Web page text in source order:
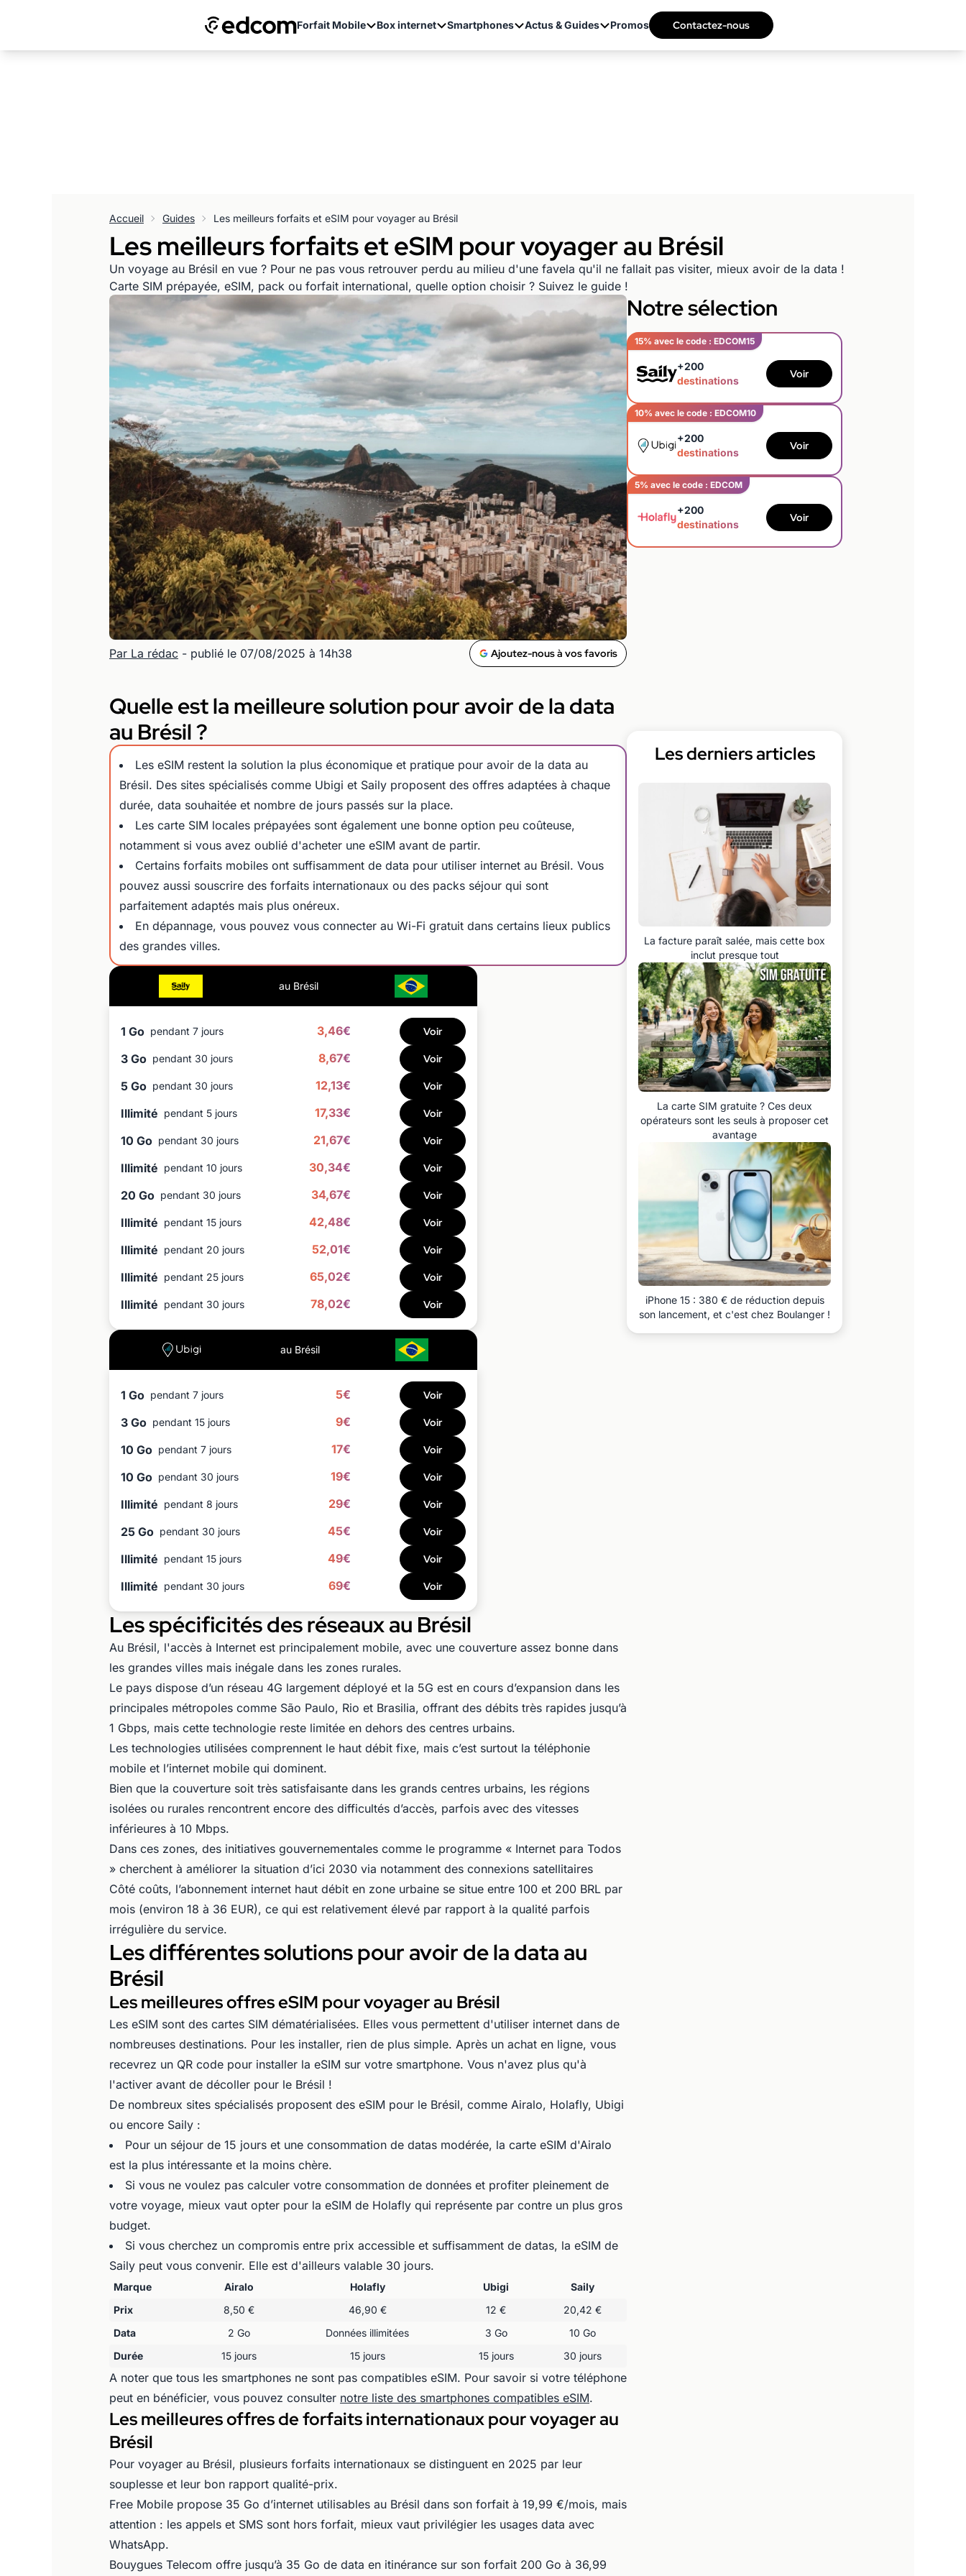
Forfait Mobile Box internet Smartphones Actus & Guides Promos Contactez-nous
Accueil Guides Les meilleurs forfaits et eSIM pour voyager au Brésil
Les meilleurs forfaits et eSIM pour voyager au Brésil
Un voyage au Brésil en vue ? Pour ne pas vous retrouver perdu au milieu d'une favela qu'il ne fallait pas visiter, mieux avoir de la data !
Carte SIM prépayée, eSIM, pack ou forfait international, quelle option choisir ? Suivez le guide !
Par La rédac - publié le 07/08/2025 à 14h38 Ajoutez-nous à vos favoris
Quelle est la meilleure solution pour avoir de la data
au Brésil ?
Les eSIM restent la solution la plus économique et pratique pour avoir de la data au
Brésil. Des sites spécialisés comme Ubigi et Saily proposent des offres adaptées à chaque
durée, data souhaitée et nombre de jours passés sur la place.
Les carte SIM locales prépayées sont également une bonne option peu coûteuse,
notamment si vous avez oublié d'acheter une eSIM avant de partir.
Certains forfaits mobiles ont suffisamment de data pour utiliser internet au Brésil. Vous
pouvez aussi souscrire des forfaits internationaux ou des packs séjour qui sont
parfaitement adaptés mais plus onéreux.
En dépannage, vous pouvez vous connecter au Wi-Fi gratuit dans certains lieux publics
des grandes villes.
au Brésil
1 Go pendant 7 jours 3,46€ Voir
3 Go pendant 30 jours 8,67€ Voir
5 Go pendant 30 jours 12,13€ Voir
Illimité pendant 5 jours 17,33€ Voir
10 Go pendant 30 jours 21,67€ Voir
Illimité pendant 10 jours 30,34€ Voir
20 Go pendant 30 jours 34,67€ Voir
Illimité pendant 15 jours 42,48€ Voir
Illimité pendant 20 jours 52,01€ Voir
Illimité pendant 25 jours 65,02€ Voir
Illimité pendant 30 jours 78,02€ Voir
au Brésil
1 Go pendant 7 jours 5€ Voir
3 Go pendant 15 jours 9€ Voir
10 Go pendant 7 jours 17€ Voir
10 Go pendant 30 jours 19€ Voir
Illimité pendant 8 jours 29€ Voir
25 Go pendant 30 jours 45€ Voir
Illimité pendant 15 jours 49€ Voir
Illimité pendant 30 jours 69€ Voir
Les spécificités des réseaux au Brésil
Au Brésil, l'accès à Internet est principalement mobile, avec une couverture assez bonne dans
les grandes villes mais inégale dans les zones rurales.
Le pays dispose d’un réseau 4G largement déployé et la 5G est en cours d’expansion dans les
principales métropoles comme São Paulo, Rio et Brasilia, offrant des débits très rapides jusqu’à
1 Gbps, mais cette technologie reste limitée en dehors des centres urbains.
Les technologies utilisées comprennent le haut débit fixe, mais c’est surtout la téléphonie
mobile et l’internet mobile qui dominent.
Bien que la couverture soit très satisfaisante dans les grands centres urbains, les régions
isolées ou rurales rencontrent encore des difficultés d’accès, parfois avec des vitesses
inférieures à 10 Mbps.
Dans ces zones, des initiatives gouvernementales comme le programme « Internet para Todos
» cherchent à améliorer la situation d’ici 2030 via notamment des connexions satellitaires
Côté coûts, l’abonnement internet haut débit en zone urbaine se situe entre 100 et 200 BRL par
mois (environ 18 à 36 EUR), ce qui est relativement élevé par rapport à la qualité parfois
irrégulière du service.
Les différentes solutions pour avoir de la data au
Brésil
Les meilleures offres eSIM pour voyager au Brésil
Les eSIM sont des cartes SIM dématérialisées. Elles vous permettent d'utiliser internet dans de
nombreuses destinations. Pour les installer, rien de plus simple. Après un achat en ligne, vous
recevrez un QR code pour installer la eSIM sur votre smartphone. Vous n'avez plus qu'à
l'activer avant de décoller pour le Brésil !
De nombreux sites spécialisés proposent des eSIM pour le Brésil, comme Airalo, Holafly, Ubigi
ou encore Saily :
Pour un séjour de 15 jours et une consommation de datas modérée, la carte eSIM d'Airalo
est la plus intéressante et la moins chère.
Si vous ne voulez pas calculer votre consommation de données et profiter pleinement de
votre voyage, mieux vaut opter pour la eSIM de Holafly qui représente par contre un plus gros
budget.
Si vous cherchez un compromis entre prix accessible et suffisamment de datas, la eSIM de
Saily peut vous convenir. Elle est d'ailleurs valable 30 jours.
Marque Airalo Holafly Ubigi
Saily
Prix
8,50 € 46,90 € 12 €
20,42 €
Data
2 Go Données illimitées 3 Go
10 Go
Durée
15 jours 15 jours 15 jours 30 jours
A noter que tous les smartphones ne sont pas compatibles eSIM. Pour savoir si votre téléphone
peut en bénéficier, vous pouvez consulter notre liste des smartphones compatibles eSIM.
Les meilleures offres de forfaits internationaux pour voyager au
Brésil
Pour voyager au Brésil, plusieurs forfaits internationaux se distinguent en 2025 par leur
souplesse et leur bon rapport qualité-prix.
Free Mobile propose 35 Go d’internet utilisables au Brésil dans son forfait à 19,99 €/mois, mais
attention : les appels et SMS sont hors forfait, mieux vaut privilégier les usages data avec
WhatsApp.
Bouygues Telecom offre jusqu’à 35 Go de data en itinérance sur son forfait 200 Go à 36,99
Notre sélection
15% avec le code : EDCOM15
+200
destinations
Voir
10% avec le code : EDCOM10
+200
destinations
Voir
5% avec le code : EDCOM
+200
destinations
Voir
Les derniers articles
La facture paraît salée, mais cette box
inclut presque tout
La carte SIM gratuite ? Ces deux
opérateurs sont les seuls à proposer cet
avantage
iPhone 15 : 380 € de réduction depuis
son lancement, et c'est chez Boulanger !